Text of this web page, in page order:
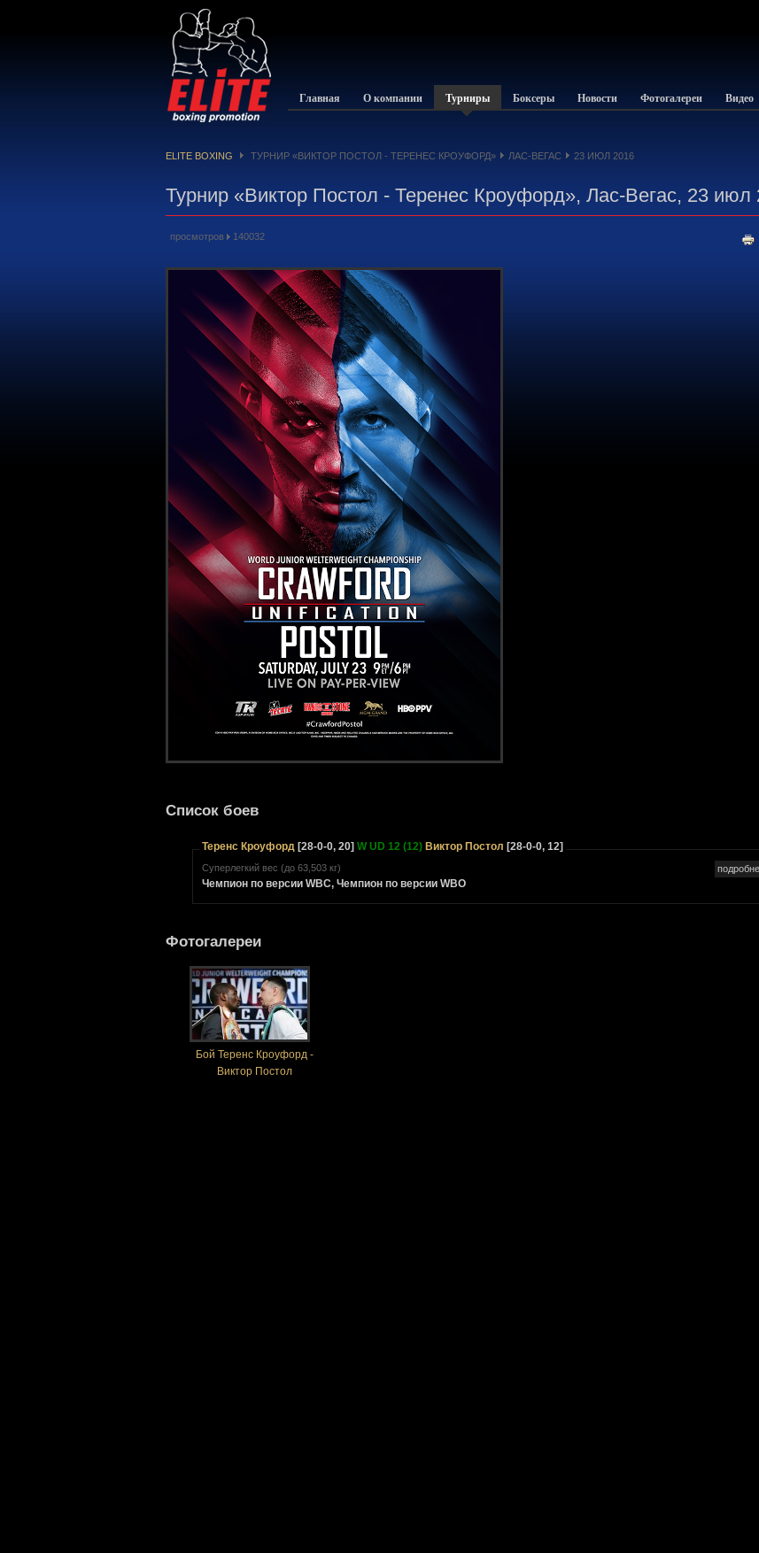
Главная О компании Турниры Боксеры Новости Фотогалереи Видео
ELITE BOXING ТУРНИР «ВИКТОР ПОСТОЛ - ТЕРЕНЕС КРОУФОРД» ЛАС-ВЕГАС 23 ИЮЛ 2016
Турнир «Виктор Постол - Теренес Кроуфорд», Лас-Вегас, 23 июл
просмотров 140032
Список боев
Теренс Кроуфорд [28-0-0, 20] W UD 12 (12) Виктор Постол [28-0-0, 12]
Суперлегкий вес (до 63,503 кг)
Чемпион по версии WBC, Чемпион по версии WBO
Фотогалереи
Бой Теренс Кроуфорд -
Виктор Постол